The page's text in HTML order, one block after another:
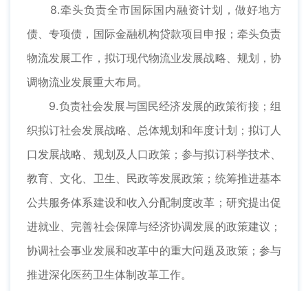
8.牵头负责全市国际国内融资计划，做好地方
债、专项债，国际金融机构贷款项目申报；牵头负责
物流发展工作，拟订现代物流业发展战略、规划，协
调物流业发展重大布局。
9.负责社会发展与国民经济发展的政策衔接；组
织拟订社会发展战略、总体规划和年度计划；拟订人
口发展战略、规划及人口政策；参与拟订科学技术、
教育、文化、卫生、民政等发展政策；统筹推进基本
公共服务体系建设和收入分配制度改革；研究提出促
进就业、完善社会保障与经济协调发展的政策建议；
协调社会事业发展和改革中的重大问题及政策；参与
推进深化医药卫生体制改革工作。